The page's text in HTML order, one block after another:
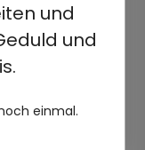
und
und
einmal.